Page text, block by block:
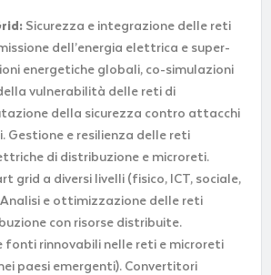
Sicurezza e integrazione delle reti
dell’energia elettrica e super-
energetiche globali, co-simulazioni
vulnerabilità delle reti di
della sicurezza contro attacchi
Gestione e resilienza delle reti
di distribuzione e microreti.
grid a diversi livelli (fisico, ICT, sociale,
e ottimizzazione delle reti
con risorse distribuite.
fonti rinnovabili nelle reti e microreti
paesi emergenti). Convertitori